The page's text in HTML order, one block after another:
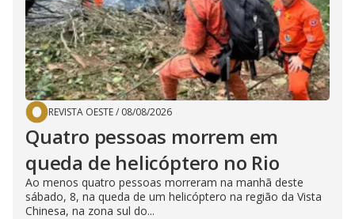
REVISTA OESTE/ 08/08/2026
Quatro pessoas morrem em
queda de helicóptero no Rio
Ao menos quatro pessoas morreram na manhã deste
sábado, 8, na queda de um helicóptero na região da Vista
Chinesa, na zona sul do...